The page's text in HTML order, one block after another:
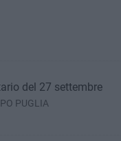
del 27 settembre
PUGLIA